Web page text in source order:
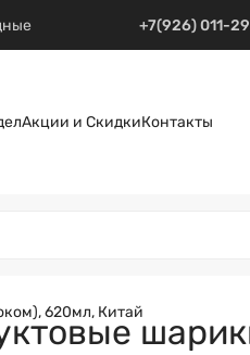
+7(926) 011-
Акции и СкидкиКонтакты
620мл, Китай